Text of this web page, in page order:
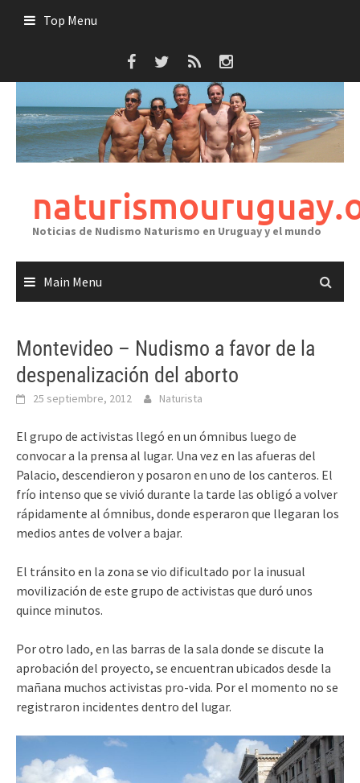
Top Menu
Noticias de Nudismo Naturismo en Uruguay y el mundo
Main Menu
Montevideo – Nudismo a favor de la
despenalización del aborto
25 septiembre, 2012 Naturista
El grupo de activistas llegó en un ómnibus luego de
convocar a la prensa al lugar. Una vez en las afueras del
Palacio, descendieron y posaron en uno de los canteros. El
frío intenso que se vivió durante la tarde las obligó a volver
rápidamente al ómnibus, donde esperaron que llegaran los
medios antes de volver a bajar.
El tránsito en la zona se vio dificultado por la inusual
movilización de este grupo de activistas que duró unos
quince minutos.
Por otro lado, en las barras de la sala donde se discute la
aprobación del proyecto, se encuentran ubicados desde la
mañana muchos activistas pro-vida. Por el momento no se
registraron incidentes dentro del lugar.